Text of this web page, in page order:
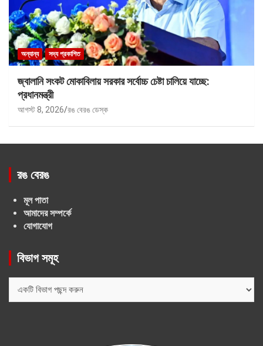
অন্যান্য সদ্য প্রকাশিত
জ্বালানি সংকট মোকাবিলায় সরকার সর্বোচ্চ চেষ্টা চালিয়ে যাচ্ছে:
প্রধানমন্ত্রী
আগস্ট 8, 2026 রঙ বেরঙ ডেস্ক
রঙ বেরঙ
মূল পাতা
আমাদের সম্পর্কে
যোগাযোগ
বিভাগ সমূহ